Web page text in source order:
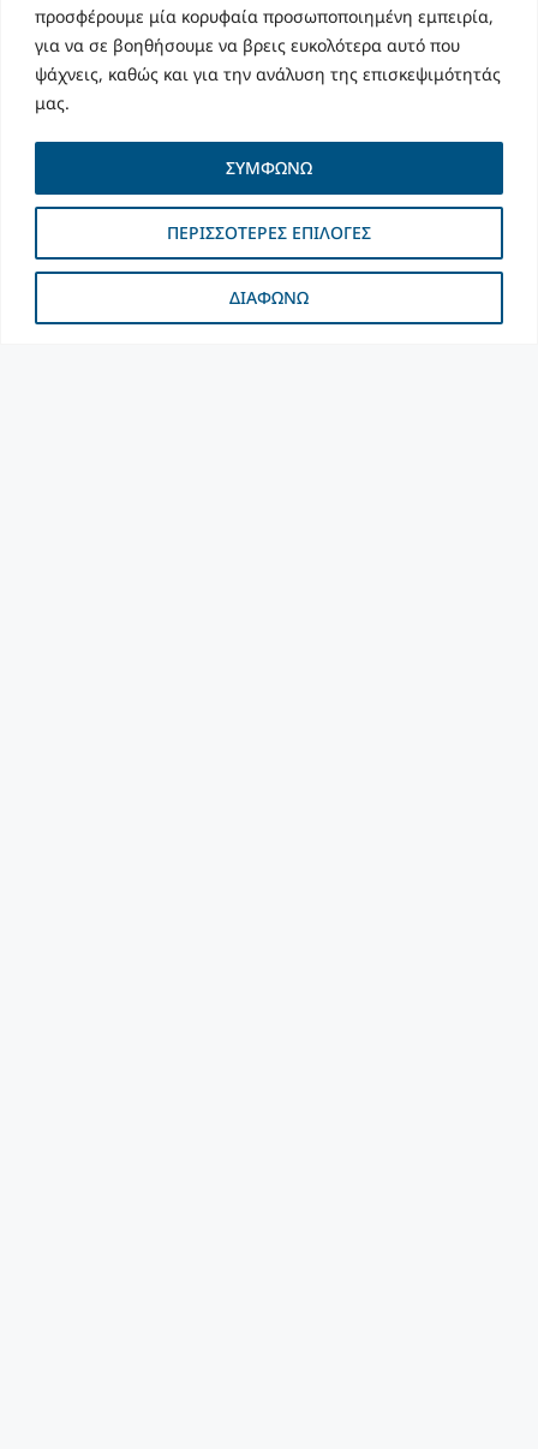
προσφέρουμε μία κορυφαία προσωποποιημένη εμπειρία,
για να σε βοηθήσουμε να βρεις ευκολότερα αυτό που
ψάχνεις, καθώς και για την ανάλυση της επισκεψιμότητάς
μας.
ΠΕΡΙΣΣΟΤΕΡΕΣ ΕΠΙΛΟΓΕΣ
ΔΙΑΦΩΝΩ
ΣΥΜΦΩΝΩ